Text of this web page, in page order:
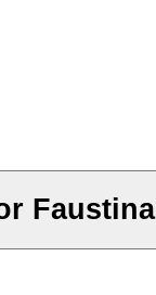
Faustina